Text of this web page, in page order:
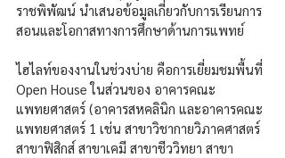
ราชพิพัฒน์ นำเสนอข้อมูลเกี่ยวกับการเรียนการ
สอนและโอกาสทางการศึกษาด้านการแพทย์
ไฮไลท์ของงานในช่วงบ่าย คือการเยี่ยมชมพื้นที่
Open House ในส่วนของ อาคารคณะ
แพทยศาสตร์ (อาคารสหคลินิก และอาคารคณะ
แพทยศาสตร์ 1 เช่น สาขาวิชากายวิภาคศาสตร์
สาขาฟิสิกส์ สาขาเคมี สาขาชีววิทยา สาขา